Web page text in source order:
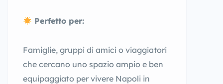
Perfetto per:
Famiglie, gruppi di amici o viaggiatori
che cercano uno spazio ampio e ben
equipaggiato per vivere Napoli in